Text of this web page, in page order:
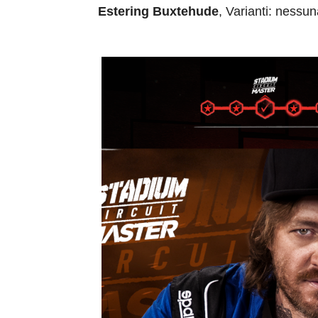
Estering Buxtehude, Varianti: